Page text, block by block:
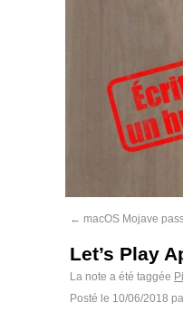
← macOS Mojave
Let’s Play
La note a été taggée
Posté le 10/06/2018